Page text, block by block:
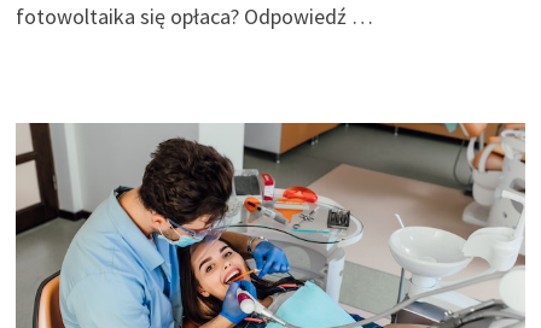
fotowoltaika się opłaca? Odpowiedź …